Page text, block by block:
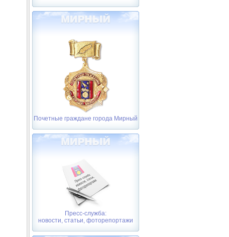
Почетные граждане города Мирный
Пресс-служба:
новости, статьи, фоторепортажи